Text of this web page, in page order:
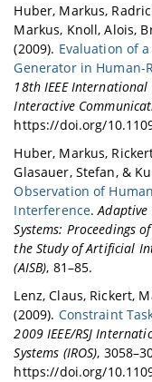
Huber, Markus,
Markus, Knoll, Alois,
(2009). Evaluation of
Generator in Human-
18th IEEE
Interactive
https://doi.org/
Huber, Markus,
Glasauer, Stefan, &
Observation of
Interference.Adaptive
Systems: Proceedings
the Study of Artificial
(AISB), 81–85.
Lenz, Claus, Rickert,
(2009). Constraint
2009 IEEE/RSJ
Systems (IROS),
https://doi.org/